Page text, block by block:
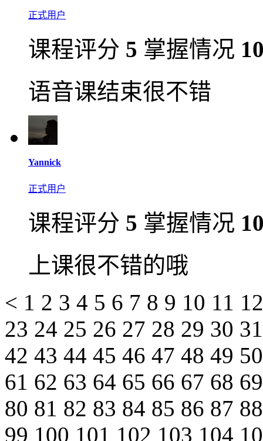
正式用户
课程评分 5 掌握情况
语音课结束很不错
Yannick
正式用户
课程评分 5 掌握情况
上课很不错的哦
< 1 2 3 4 5 6 7 8 9 10 11
23 24 25 26 27 28 29 30
42 43 44 45 46 47 48 49
61 62 63 64 65 66 67 68
80 81 82 83 84 85 86 87
99 100 101 102 103 104